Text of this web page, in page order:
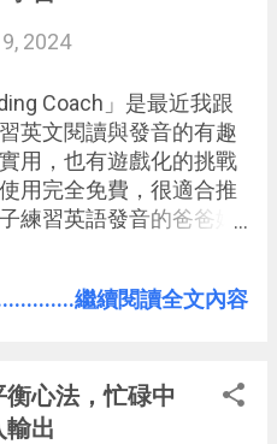
2024
Coach」是最近我跟
英文閱讀與發音的有趣
用，也有遊戲化的挑戰
用完全免費，很適合推
練習英語發音的爸爸媽
，並利用 AI 聽孩子朗讀
繼續閱讀全文內容
心法，忙碌中
出